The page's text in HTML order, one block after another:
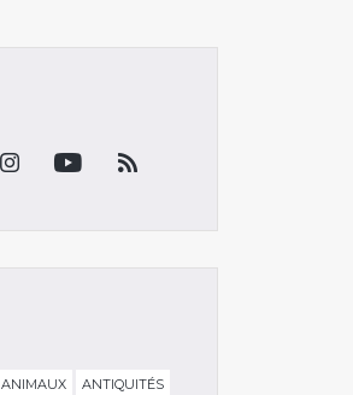
ANIMAUX
ANTIQUITÉS